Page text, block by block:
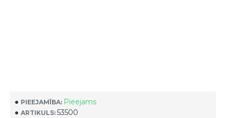
PIEEJAMĪBA: Pieejams
ARTIKULS: 53500